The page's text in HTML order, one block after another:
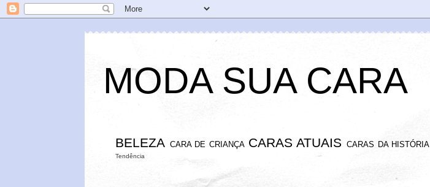
MODA SUA CARA
BELEZA CARA DE CRIANÇA CARAS ATUAIS CARAS DA HISTÓRIA
Tendência